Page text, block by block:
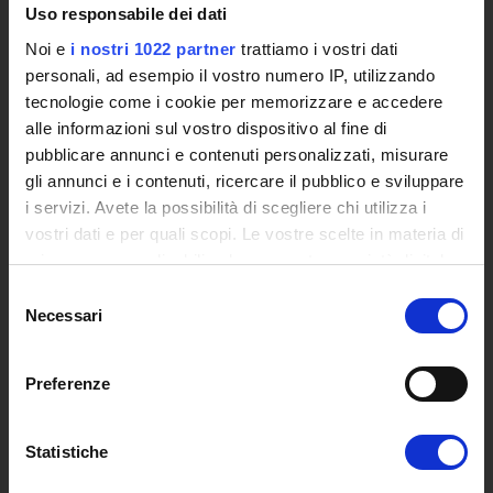
Uso responsabile dei dati
Noi e i nostri 1022 partner trattiamo i vostri dati
personali, ad esempio il vostro numero IP, utilizzando
tecnologie come i cookie per memorizzare e accedere
alle informazioni sul vostro dispositivo al fine di
pubblicare annunci e contenuti personalizzati, misurare
gli annunci e i contenuti, ricercare il pubblico e sviluppare
i servizi. Avete la possibilità di scegliere chi utilizza i
vostri dati e per quali scopi. Le vostre scelte in materia di
privacy sono applicabili solo su questa proprietà digitale
modificare o revocare il proprio consenso in qualsiasi
momento dalla Dichiarazione sui cookie o facendo clic
raccogliere informazioni sulla tua posizione
geografica, con un'approssimazione di qualche
delNecessari
Preferenze
Statistiche
Eventi
Siti Istituzionali e Progetti Interuniversitari
Accesso alla Banca Dati di Segreteria Online
Posta Elettronica Certificata - PEC
Bacheca del Rettore
DIDATTICA
Corsi di Laurea
Corsi di Perfezionamento
Dottorato di Ricerca
Percorsi abilitanti di formazione iniziale degli insegnanti